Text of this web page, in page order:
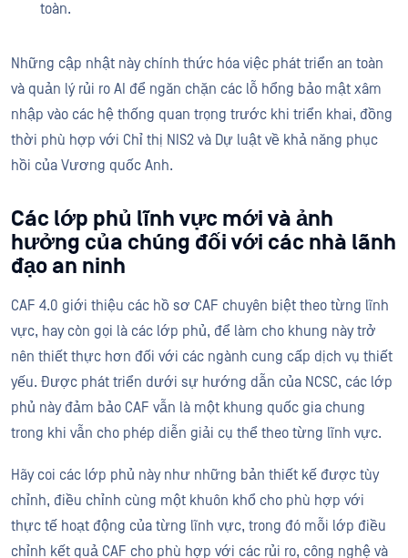
toàn.
Những cập nhật này chính thức hóa việc phát triển an toàn
và quản lý rủi ro AI để ngăn chặn các lỗ hổng bảo mật xâm
nhập vào các hệ thống quan trọng trước khi triển khai, đồng
thời phù hợp với Chỉ thị NIS2 và Dự luật về khả năng phục
hồi của Vương quốc Anh.
Các lớp phủ lĩnh vực mới và ảnh
hưởng của chúng đối với các nhà lãnh
đạo an ninh
CAF 4.0 giới thiệu các hồ sơ CAF chuyên biệt theo từng lĩnh
vực, hay còn gọi là các lớp phủ, để làm cho khung này trở
nên thiết thực hơn đối với các ngành cung cấp dịch vụ thiết
yếu. Được phát triển dưới sự hướng dẫn của NCSC, các lớp
phủ này đảm bảo CAF vẫn là một khung quốc gia chung
trong khi vẫn cho phép diễn giải cụ thể theo từng lĩnh vực.
Hãy coi các lớp phủ này như những bản thiết kế được tùy
chỉnh, điều chỉnh cùng một khuôn khổ cho phù hợp với
thực tế hoạt động của từng lĩnh vực, trong đó mỗi lớp điều
chỉnh kết quả CAF cho phù hợp với các rủi ro, công nghệ và